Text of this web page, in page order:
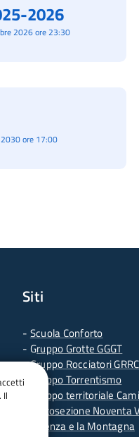
2026 ore 23:30
2026
ore 17:00
Siti
- Scuola Conforto
- Gruppo Grotte GGGT
-Gruppo Rocciatori GRRC
-
Gruppo Torrentismo
Gruppo territoriale
Sottosezione Noventa
Vicenza e la Montagna
Il